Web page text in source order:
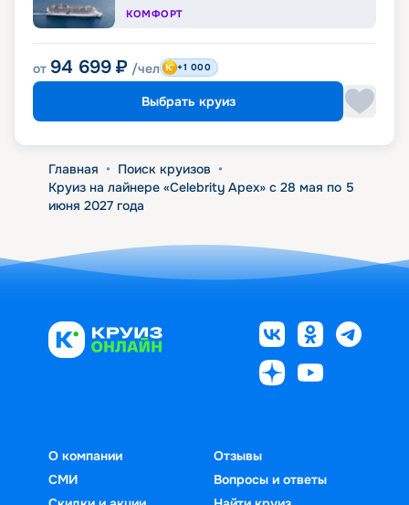
КОМФОРТ
от 94 699 ₽ /чел +1 000
Выбрать круиз
Главная • Поиск круизов •
Круиз на лайнере «Celebrity Apex» с 28 мая по 5
июня 2027 года
О компании
СМИ
Отзывы
Вопросы и ответы